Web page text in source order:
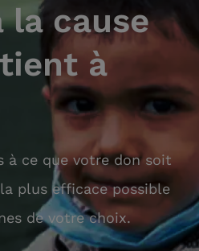
la cause
à
à ce que votre don soit
plus efficace possible
de votre choix.